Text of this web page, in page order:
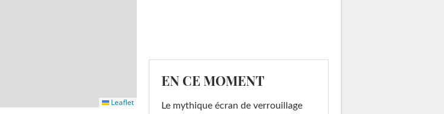
Leaflet
EN CE MOMENT
Le mythique écran de verrouillage